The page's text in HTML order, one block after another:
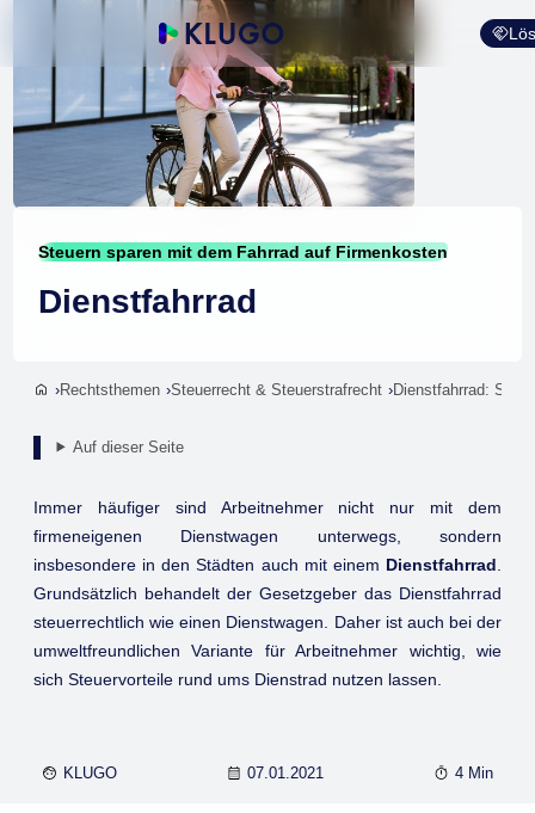
Steuern sparen mit dem Fahrrad auf Firmenkosten
Dienstfahrrad
Rechtsthemen Steuerrecht & Steuerstrafrecht Dienstfahrrad:
Auf dieser Seite
Immer häufiger sind Arbeitnehmer nicht nur mit dem
firmeneigenen Dienstwagen unterwegs, sondern
insbesondere in den Städten auch mit einem Dienstfahrrad
Grundsätzlich behandelt der Gesetzgeber das Dienstfahrrad
steuerrechtlich wie einen Dienstwagen. Daher ist auch bei der
umweltfreundlichen Variante für Arbeitnehmer wichtig, wie
sich Steuervorteile rund ums Dienstrad nutzen lassen.
KLUGO 07.01.2021 4 Min